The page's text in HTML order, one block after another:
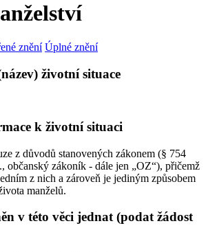
znění Úplné znění
životní situace
k životní situaci
z důvodů stanovených zákonem (§ 754
občanský zákoník - dále jen „OZ“), přičemž
z nich a zároveň je jediným způsobem
manželů.
v této věci jednat (podat žádost